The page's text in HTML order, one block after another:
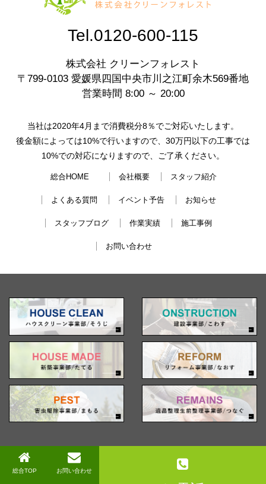
Tel.0120-600-115
株式会社 クリーンフォレスト
〒799-0103 愛媛県四国中央市川之江町余木569番地
営業時間 8:00 ～ 20:00
当社は2020年4月まで消費税分8％でご対応いたします。
後金額によっては10%で行いますので、30万円以下の工事では
10%での対応になりますので、ご了承ください。
総合HOME 会社概要 スタッフ紹介
よくある質問 イベント予告 お知らせ
スタッフブログ 作業実績 施工事例
お問い合わせ
Copyright ©Clean Forest All Rights Reserved.
総合TOP お問い合わせ